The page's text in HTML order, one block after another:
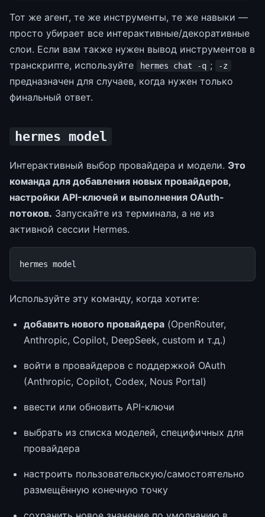
Тот же агент, те же инструменты, те же навыки —
просто убирает все интерактивные/декоративные
слои. Если вам также нужен вывод инструментов в
транскрипте, используйте
hermes chat -q ; -z
предназначен для случаев, когда нужен только
финальный ответ.
hermes model
Интерактивный выбор провайдера и модели. Это
команда для добавления новых провайдеров,
настройки API-ключей и выполнения OAuth-
потоков. Запускайте из терминала, а не из
активной сессии Hermes.
hermes
Используйте эту команду, когда хотите:
добавить нового провайдера (OpenRouter,
Anthropic, Copilot, DeepSeek, custom и т.д.)
войти в провайдеров с поддержкой OAuth
(Anthropic, Copilot, Codex, Nous Portal)
ввести или обновить API-ключи
выбрать из списка моделей, специфичных для
провайдера
настроить пользовательскую/самостоятельно
размещённую конечную точку